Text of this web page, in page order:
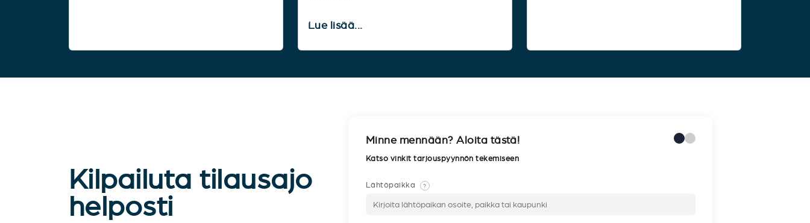
Lue lisää...
Kilpailuta tilausajo
helposti
Minne mennään? Aloita tästä!
Katso vinkit tarjouspyynnön tekemiseen
Lähtöpaikka ?